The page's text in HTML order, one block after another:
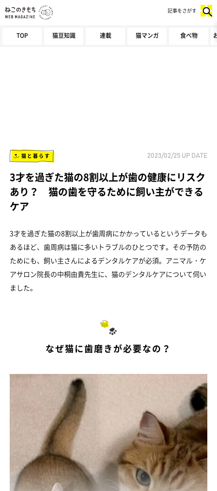
TOP 猫豆知識 連載 猫マンガ 食べ物
記事をさがす
猫と暮らす 2023/02/25 UP DATE
3才を過ぎた猫の8割以上が歯の健康にリスク
あり？ 猫の歯を守るために飼い主ができる
ケア
3才を過ぎた猫の8割以上が歯周病にかかっているというデータも
あるほど、歯周病は猫に多いトラブルのひとつです。その予防の
ためにも、飼い主さんによるデンタルケアが必須。アニマル・ケ
アサロン院長の中桐由貴先生に、猫のデンタルケアについて伺い
ました。
なぜ猫に歯磨きが必要なの？